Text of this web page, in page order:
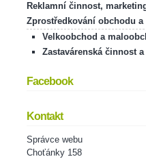
Reklamní činnost,
Zprostředkování obchodu a
Velkoobchod a
Zastavárenská činnost
Facebook
Kontakt
Správce webu
Choťánky 158